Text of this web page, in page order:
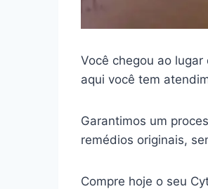
Você chegou ao lugar
aqui você tem
Garantimos um
remédios originais,
Compre hoje o seu